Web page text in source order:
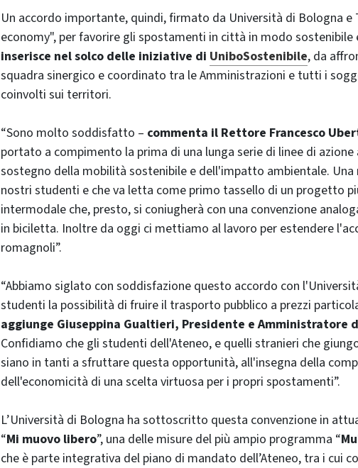
Un accordo importante, quindi, firmato da Università di Bologna e
economy", per favorire gli spostamenti in città in modo sostenibile
inserisce nel solco delle iniziative di UniboSostenibile, da
squadra sinergico e coordinato tra le Amministrazioni e tutti i
coinvolti sui territori.
“Sono molto soddisfatto – commenta il Rettore Francesco
portato a compimento la prima di una lunga serie di linee di
sostegno della mobilità sostenibile e dell'impatto ambientale. Una
nostri studenti e che va letta come primo tassello di un progetto
intermodale che, presto, si coniugherà con una convenzione
in biciletta. Inoltre da oggi ci mettiamo al lavoro per estendere
romagnoli”.
“Abbiamo siglato con soddisfazione questo accordo con
studenti la possibilità di fruire il trasporto pubblico a prezzi
aggiunge Giuseppina Gualtieri, Presidente e Amministratore
Confidiamo che gli studenti dell'Ateneo, e quelli stranieri che
siano in tanti a sfruttare questa opportunità, all'insegna della
dell'economicità di una scelta virtuosa per i propri spostamenti”.
L’Università di Bologna ha sottoscritto questa convenzione in
“Mi muovo libero”, una delle misure del più ampio programma “
che è parte integrativa del piano di mandato dell’Ateneo, tra i cui